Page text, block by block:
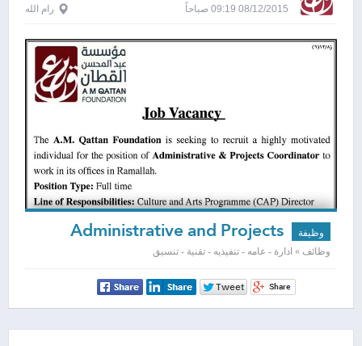
08/12/2015 09:19 صباحاً رام الله
وظيفة Administrative and Projects
Coordinator
وظائف » ادارة - عامه - تنفيذيه - تقنية - تنسيق